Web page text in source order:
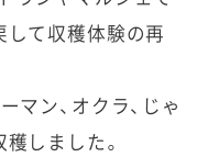
して収穫体験の再
マン、オクラ、じゃ
しました。